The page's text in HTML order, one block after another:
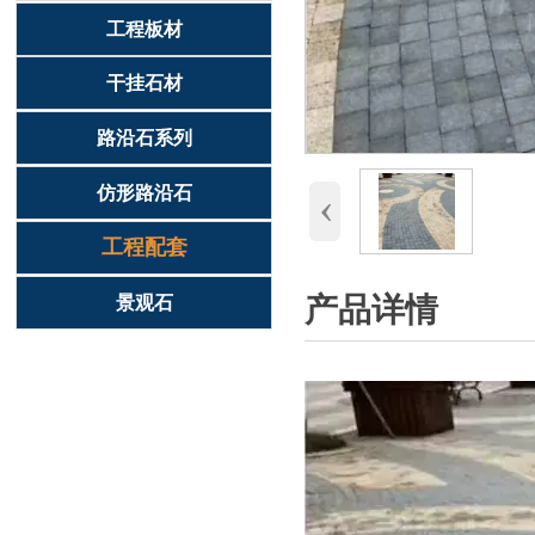
工程板材
干挂石材
路沿石系列
仿形路沿石
工程配套
景观石
‹
产品详情